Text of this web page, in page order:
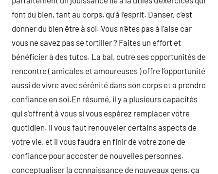
font du bien, tant au corps, qu’à l’esprit. Danser, c’est
donner du bien être à soi. Vous n’êtes pas à l’aise car
vous ne savez pas se tortiller ? Faites un effort et
bénéficier à des tutos. La bal, outre ses opportunités de
rencontre ( amicales et amoureuses ) offre l’opportunité
aussi de vivre avec sérénité dans son corps et à prendre
confiance en soi.En résumé, il y a plusieurs capacités
qui s’offrent à vous si vous espérez remplacer votre
quotidien. Il vous faut renouveler certains aspects de
votre vie, et il vous faudra en finir de votre zone de
confiance pour accoster de nouvelles personnes.
conceptualiser la connaissance de nouveaux gens, ça